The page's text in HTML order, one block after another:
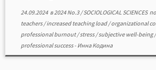
24.09.2024в2024 No.3/SOCIOLOGICAL SCIENCES
teachers/increased teaching load/organizational
professional burnout/stress/subjective well-being
professional success- Инна Кодина